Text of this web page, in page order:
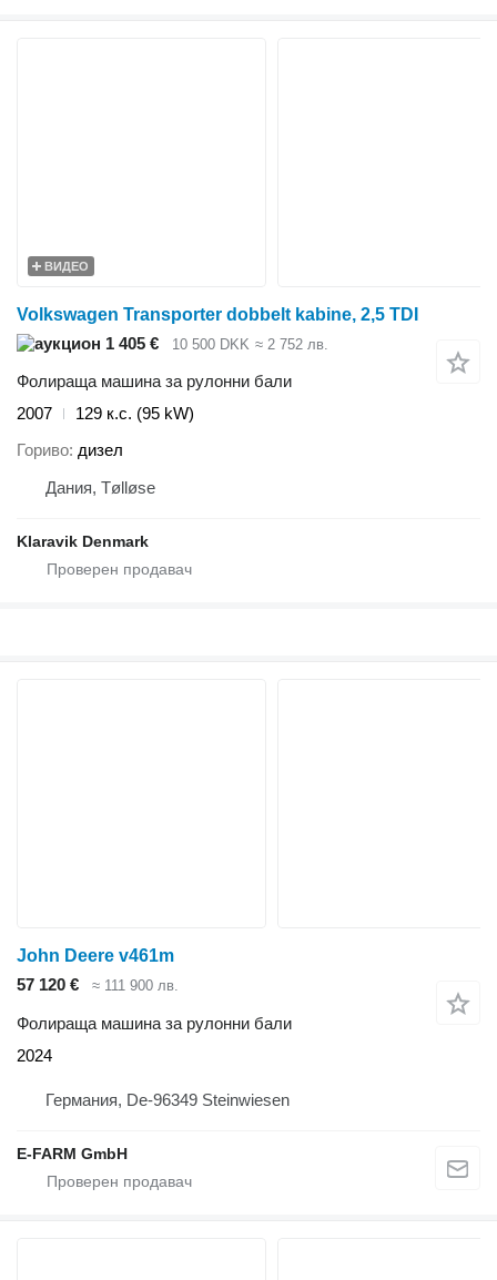
ВИДЕО
Volkswagen Transporter dobbelt kabine, 2,5 TDI
1 405 €
10 500 DKK ≈ 2 752 лв.
Фолираща машина за рулонни бали
2007
129 к.с. (95 kW)
Гориво дизел
Дания, Tølløse
Klaravik Denmark
John Deere v461m
57 120 €
≈ 111 900 лв.
Фолираща машина за рулонни бали
2024
Германия, De-96349 Steinwiesen
E-FARM GmbH